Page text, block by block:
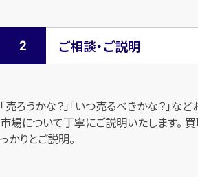
ご相談・ご説明
「売ろうかな？」「いつ売るべきかな？」な
市場について丁寧にご説明いたします。
っかりとご説明。